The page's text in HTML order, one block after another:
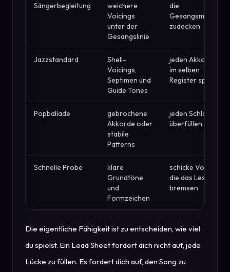
Sängerbegleitung
weichere
Voicings
unter der
Gesangslinie
die
Gesangsmelodie
zudecken
Jazzstandard
Shell-
Voicings,
Septimen und
Guide Tones
jeden Akkordton
im selben
Register spielen
Popballade
gebrochene
Akkorde oder
stabile
Patterns
jeden Schlag
überfüllen
Schnelle Probe
klare
Grundtöne
und
Formzeichen
schicke Voicings,
die das Lesen
bremsen
Die eigentliche Fähigkeit ist zu entscheiden, wie viel
du spielst. Ein Lead Sheet fordert dich nicht auf, jede
Lücke zu füllen. Es fordert dich auf, den Song zu